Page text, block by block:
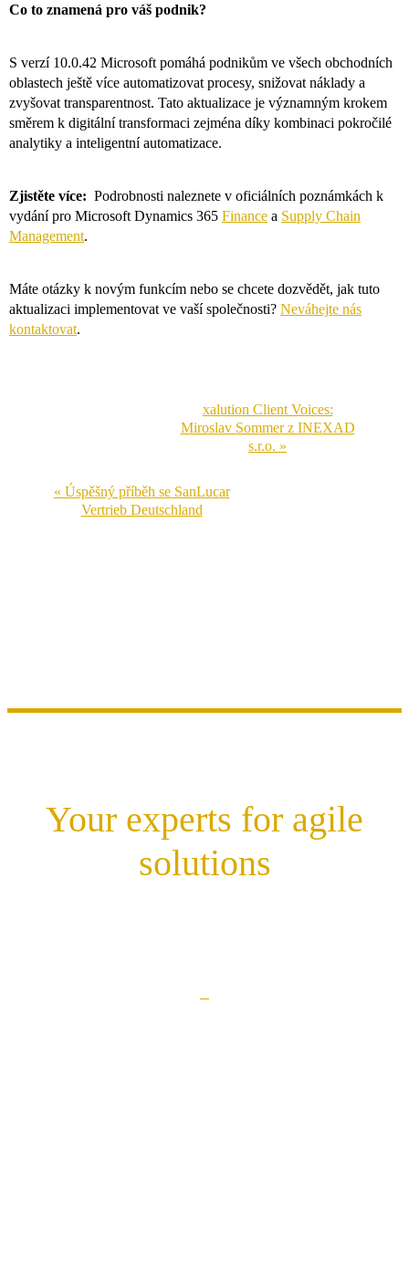
Co to znamená pro váš podnik?
S verzí 10.0.42 Microsoft pomáhá podnikům ve všech obchodních
oblastech ještě více automatizovat procesy, snižovat náklady a
zvyšovat transparentnost. Tato aktualizace je významným krokem
směrem k digitální transformaci zejména díky kombinaci pokročilé
analytiky a inteligentní automatizace.
Zjistěte více: Podrobnosti naleznete v oficiálních poznámkách k
vydání pro Microsoft Dynamics 365 Finance a Supply Chain
Management.
Máte otázky k novým funkcím nebo se chcete dozvědět, jak tuto
aktualizaci implementovat ve vaší společnosti? Neváhejte nás
kontaktovat.
xalution Client Voices:
Miroslav Sommer z INEXAD
s.r.o. »
« Úspěšný příběh se SanLucar
Vertrieb Deutschland
Your experts for agile
solutions